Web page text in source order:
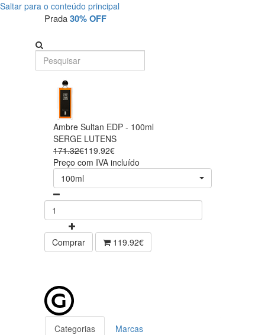
Saltar para o conteúdo principal
Prada30% OFF
Ambre Sultan EDP - 100ml
SERGE LUTENS
171.32€119.92€
Preço com IVA incluído
100ml
Comprar 119.92€
Categorias Marcas